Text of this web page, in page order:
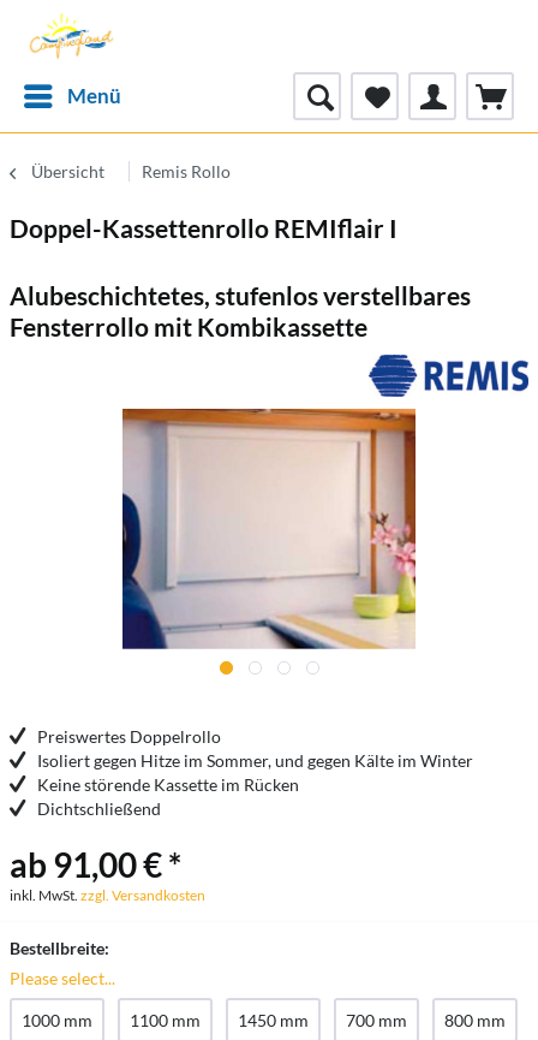
Menü
Übersicht Remis Rollo
Doppel-Kassettenrollo REMIflair I
Alubeschichtetes, stufenlos verstellbares
Fensterrollo mit Kombikassette
Preiswertes Doppelrollo
Isoliert gegen Hitze im Sommer, und gegen Kälte im Winter
Keine störende Kassette im Rücken
Dichtschließend
ab 91,00 € *
inkl. MwSt. zzgl. Versandkosten
Bestellbreite:
Please select...
1000 mm 1100 mm 1450 mm 700 mm 800 mm